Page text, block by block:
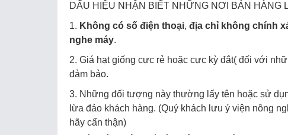
DẤU HIỆU NHẬN BIẾT NHỮNG NƠI BÁN HÀNG
1. Không có số điện thoại, địa chỉ không chính
nghe máy.
2. Giá hạt giống cực rẻ hoặc cực kỳ đắt( đối với
đảm bảo.
3. Những đối tượng này thường lấy tên hoặc sử
lừa đảo khách hàng. (Quý khách lưu ý viện nông
hãy cẩn thận)